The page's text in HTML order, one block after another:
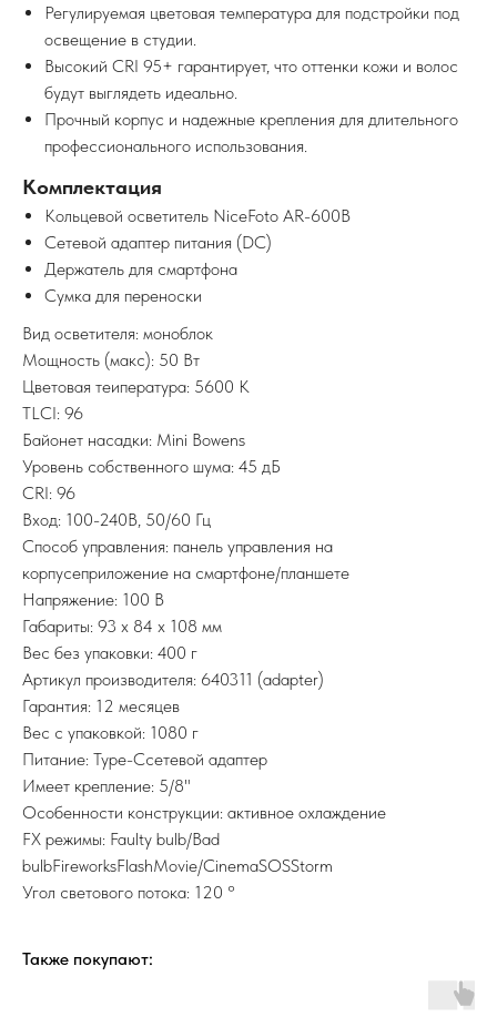
Регулируемая цветовая температура для подстройки под
освещение в студии.
Высокий CRI 95+ гарантирует, что оттенки кожи и волос
будут выглядеть идеально.
Прочный корпус и надежные крепления для длительного
профессионального использования.
Комплектация
Кольцевой осветитель NiceFoto AR-600B
Сетевой адаптер питания (DC)
Держатель для смартфона
Сумка для переноски
Вид осветителя: моноблок
Мощность (макс): 50 Вт
Цветовая теипература: 5600 K
TLCI: 96
Байонет насадки: Mini Bowens
Уровень собственного шума: 45 дБ
CRI: 96
Вход: 100-240В, 50/60 Гц
Способ управления: панель управления на
корпусеприложение на смартфоне/планшете
Напряжение: 100 В
Габариты: 93 x 84 x 108 мм
Вес без упаковки: 400 г
Артикул производителя: 640311 (adapter)
Гарантия: 12 месяцев
Вес с упаковкой: 1080 г
Питание: Type-Cсетевой адаптер
Имеет крепление: 5/8"
Особенности конструкции: активное охлаждение
FX режимы: Faulty bulb/Bad
bulbFireworksFlashMovie/CinemaSOSStorm
Угол светового потока: 120 °
Также покупают: